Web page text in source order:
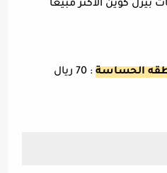
بيرل كوين الأكثر مبيعا
الحساسة
: 70 ريال